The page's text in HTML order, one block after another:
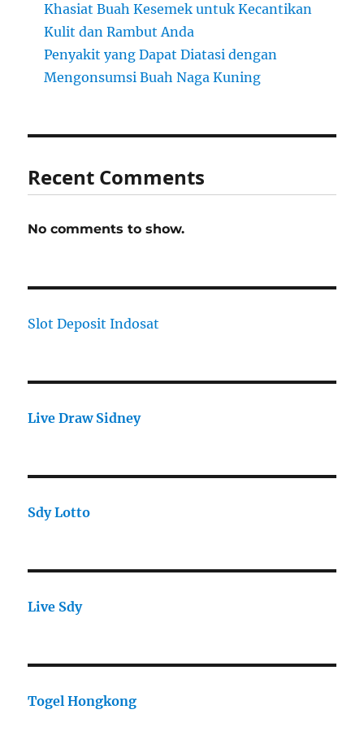
Khasiat Buah Kesemek untuk Kecantikan
Kulit dan Rambut Anda
Penyakit yang Dapat Diatasi dengan
Mengonsumsi Buah Naga Kuning
Recent Comments
No comments to show.
Slot Deposit Indosat
Live Draw Sidney
Sdy Lotto
Live Sdy
Togel Hongkong